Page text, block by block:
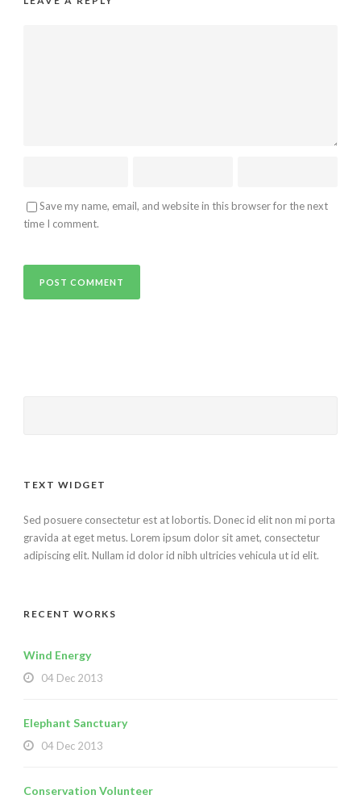
Save my name, email, and website in this browser for the next
time I comment.
TEXT WIDGET
Sed posuere consectetur est at lobortis. Donec id elit non mi porta
gravida at eget metus. Lorem ipsum dolor sit amet, consectetur
adipiscing elit. Nullam id dolor id nibh ultricies vehicula ut id elit.
RECENT WORKS
Wind Energy
04 Dec 2013
Elephant Sanctuary
04 Dec 2013
Conservation Volunteer